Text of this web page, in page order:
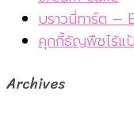
บราวนี่ทาร์ต –
คุกกี้ธัญพืชไร้แ
Archives